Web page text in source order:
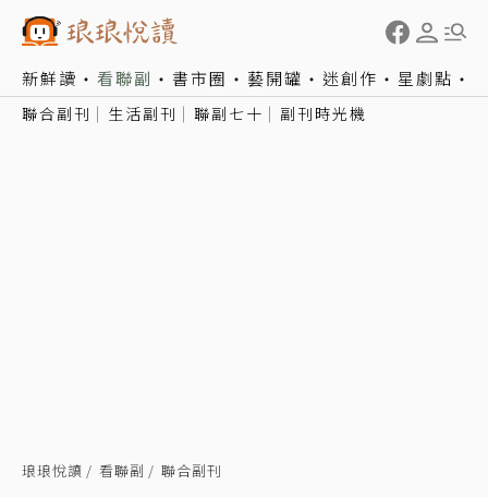
新鮮讀 看聯副 書市圈 藝開罐 迷創作 星劇點
聯合副刊 生活副刊 聯副七十 副刊時光機
琅琅悅讀 看聯副 聯合副刊